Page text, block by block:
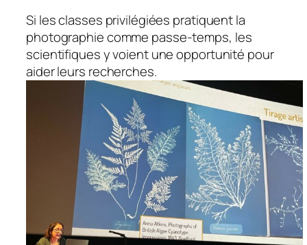
Si les classes privilégiées pratiquent la
photographie comme passe-temps, les
scientifiques y voient une opportunité pour
aider leurs recherches.